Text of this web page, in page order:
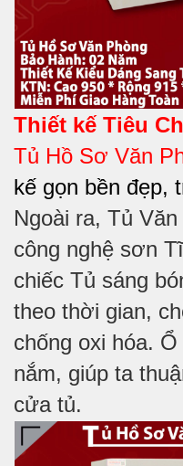
Thiết kế Tiêu
Tủ Hồ Sơ Văn
kế gọn bền đẹp,
Ngoài ra, Tủ
công nghệ sơn
chiếc Tủ sáng
theo thời gian,
chống oxi hóa.
nắm, giúp ta
cửa tủ.